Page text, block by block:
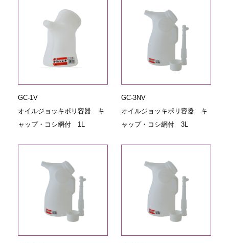
GC-1V
オイルジョッキポリ容器 キ
ャップ・コシ網付 1L
GC-3NV
オイルジョッキポリ容器 キ
ャップ・コシ網付 3L